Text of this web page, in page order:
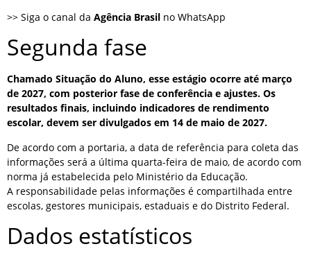
>> Siga o canal da Agência Brasil no WhatsApp
Segunda fase
Chamado Situação do Aluno, esse estágio ocorre até março
de 2027, com posterior fase de conferência e ajustes. Os
resultados finais, incluindo indicadores de rendimento
escolar, devem ser divulgados em 14 de maio de 2027.
De acordo com a portaria, a data de referência para coleta das
informações será a última quarta-feira de maio, de acordo com
norma já estabelecida pelo Ministério da Educação.
A responsabilidade pelas informações é compartilhada entre
escolas, gestores municipais, estaduais e do Distrito Federal.
Dados estatísticos